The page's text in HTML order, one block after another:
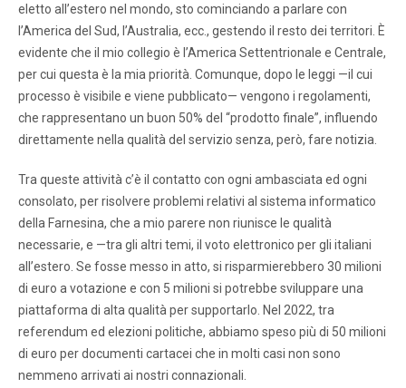
eletto all’estero nel mondo, sto cominciando a parlare con
l’America del Sud, l’Australia, ecc., gestendo il resto dei territori. È
evidente che il mio collegio è l’America Settentrionale e Centrale,
per cui questa è la mia priorità. Comunque, dopo le leggi —il cui
processo è visibile e viene pubblicato— vengono i regolamenti,
che rappresentano un buon 50% del “prodotto finale”, influendo
direttamente nella qualità del servizio senza, però, fare notizia.
Tra queste attività c’è il contatto con ogni ambasciata ed ogni
consolato, per risolvere problemi relativi al sistema informatico
della Farnesina, che a mio parere non riunisce le qualità
necessarie, e —tra gli altri temi, il voto elettronico per gli italiani
all’estero. Se fosse messo in atto, si risparmierebbero 30 milioni
di euro a votazione e con 5 milioni si potrebbe sviluppare una
piattaforma di alta qualità per supportarlo. Nel 2022, tra
referendum ed elezioni politiche, abbiamo speso più di 50 milioni
di euro per documenti cartacei che in molti casi non sono
nemmeno arrivati ai nostri connazionali.